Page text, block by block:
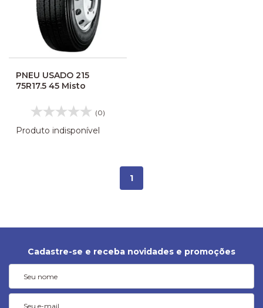
PNEU USADO 215
75R17.5 45 Misto
(0)
Produto indisponível
1
Cadastre-se e receba novidades e promoções